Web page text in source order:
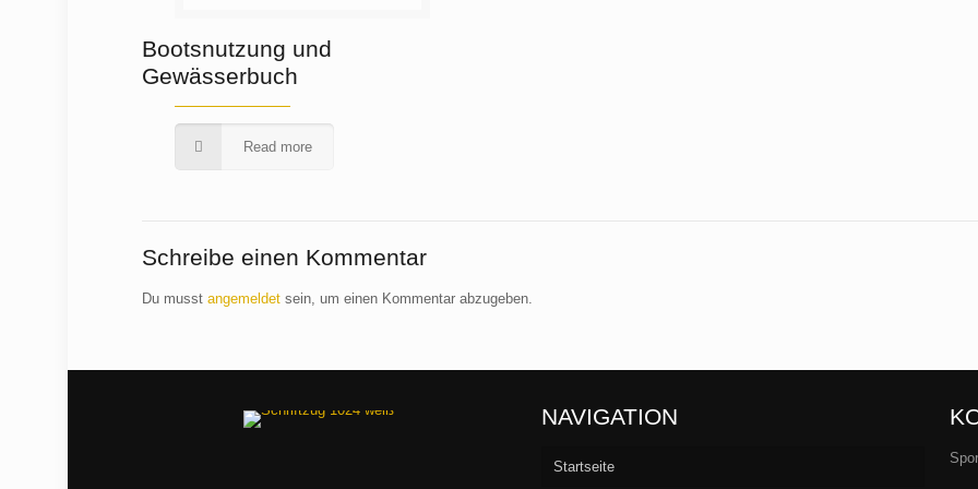
Bootsnutzung und
Gewässerbuch
Read more
Schreibe einen Kommentar
Du musstangemeldet sein, um einen Kommentar abzugeben.
NAVIGATION
Startseite